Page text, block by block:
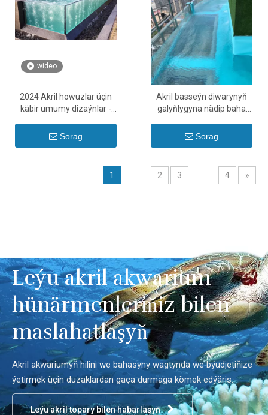
wideo
2024 Akril howuzlar üçin
käbir umumy dizaýnlar -
Sorag
Akril basseýn diwarynyň
galyňlygyna nädip baha
Sorag
1 2 3 4 »
Leýu akril akwarium
hünärmenleriňiz bilen
maslahatlaşyň
Akril akwariumyň hilini we bahasyny wagtynda we býudjetiňize
ýetirmek üçin duzaklardan gaça durmaga kömek edýäris.
Leýu akril topary bilen habarlaşyň